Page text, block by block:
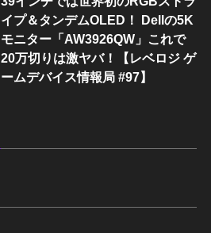
イプ＆タンデムOLED！ Dellの5K
モニター「AW3926QW」これで
20万切りは激ヤバ！【レベロジ ゲ
ームデバイス情報局 #97】